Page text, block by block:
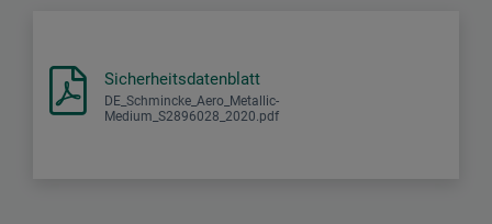
Sicherheitsdatenblatt
DE_Schmincke_Aero_Metallic-
Medium_S2896028_2020.pdf